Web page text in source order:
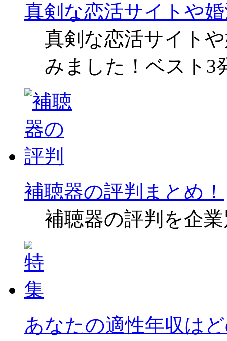
真剣な恋活サイトや
真剣な恋活サイト
みました！ベスト3
補聴器の評判まとめ！
補聴器の評判を企
あなたの適性年収は